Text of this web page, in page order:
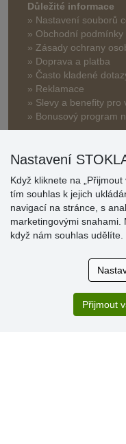
Důležité informace
» Nastavení souborů
» Obchodní podmínky
» Zásady ochrany
» Doprava a platba
» Často kladené
» Reklamace
» Slevy a benefity pro
» Bonusový program
Hodnocení
zákazníků
Super obchod,
Nastavení
Když kliknete na
tím souhlas k jejich
navigací na stránce, s
marketingovými snahami.
když nám souhlas udělíte.
Přijmout